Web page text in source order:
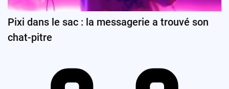
Pixi dans le sac : la messagerie a trouvé son
chat-pitre